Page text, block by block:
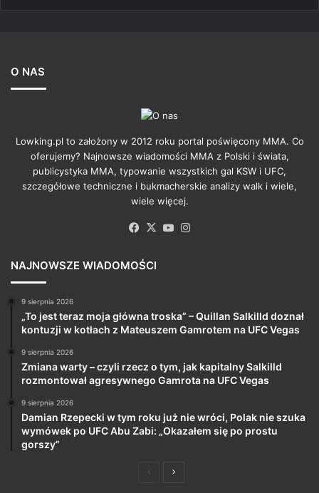
O NAS
Lowking.pl to założony w 2012 roku portal poświęcony MMA. Co
oferujemy? Najnowsze wiadomości MMA z Polski i świata,
publicystyka MMA, typowanie wszystkich gal KSW i UFC,
szczegółowe techniczne i bukmacherskie analizy walk i wiele,
wiele więcej.
Facebook
X YouTube
NAJNOWSZE WIADOMOŚCI
9 sierpnia 2026
„To jest teraz moja główna troska” – Quillan Salkilld doznał
kontuzji w kotłach z Mateuszem Gamrotem na UFC Vegas
9 sierpnia 2026
Zmiana warty – czyli rzecz o tym, jak kapitalny Salkilld
rozmontował agresywnego Gamrota na UFC Vegas
9 sierpnia 2026
Damian Rzepecki w tym roku już nie wróci, Polak nie szuka
wymówek po UFC Abu Zabi: „Okazałem się po prostu
gorszy”
PoprzedniaNastępna